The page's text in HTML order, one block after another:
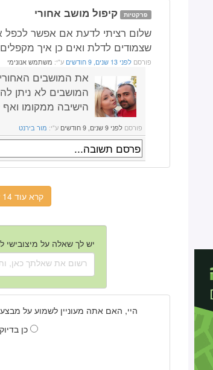
פרקטיות קיפול מושב אחורי
שלום רציתי לדעת אם אפשר לכפל
שצמודים לדלת ואים כן איך
פורסםלפני 13 שנים, 9 חודשים ע"י: משתמש אנונימי
את המושבים
המושבים לא ניתן
הישיבה ממקומו ואף
פורסםלפני 9 שנים, 9 חודשים ע"י: מור בירנט
קרא עוד 14 שאלות ותשובות על רכב זה.
יש לך שאלה על מיצובישי לנסר 2000 - 2009 יד
היי, האם אתה מעוניין לשמוע על
כן